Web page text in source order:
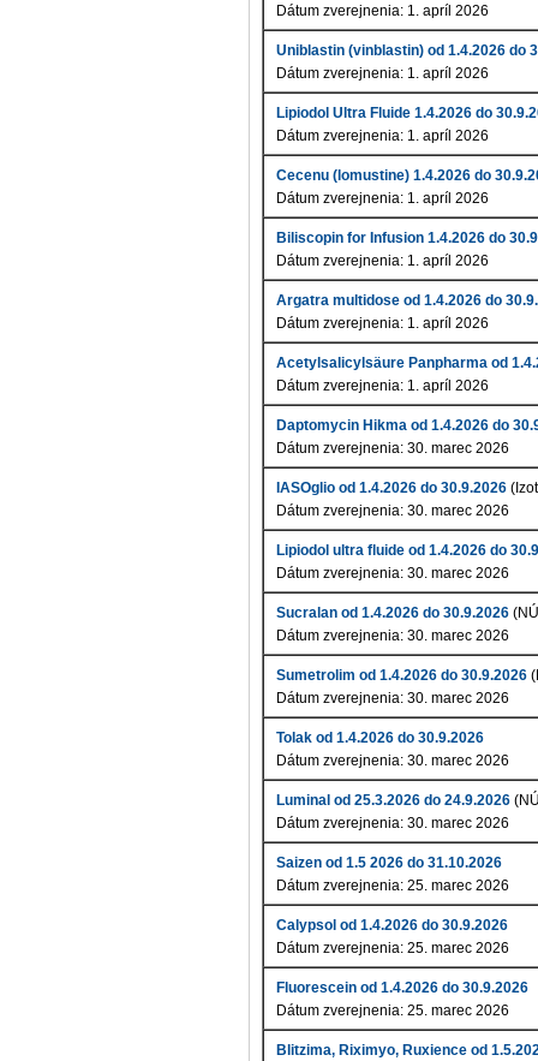
Dátum zverejnenia: 1. apríl 2026
Uniblastin (vinblastin) od 1.4.2026 do
Dátum zverejnenia: 1. apríl 2026
Lipiodol Ultra Fluide 1.4.2026 do
Dátum zverejnenia: 1. apríl 2026
Cecenu (lomustine) 1.4.2026 do
Dátum zverejnenia: 1. apríl 2026
Biliscopin for Infusion 1.4.2026 do
Dátum zverejnenia: 1. apríl 2026
Argatra multidose od 1.4.2026 do
Dátum zverejnenia: 1. apríl 2026
Acetylsalicylsäure Panpharma od
Dátum zverejnenia: 1. apríl 2026
Daptomycin Hikma od 1.4.2026 do
Dátum zverejnenia: 30. marec 2026
IASOglio od 1.4.2026 do 30.9.2026
Dátum zverejnenia: 30. marec 2026
Lipiodol ultra fluide od 1.4.2026 do
Dátum zverejnenia: 30. marec 2026
Sucralan od 1.4.2026 do 30.9.2026
Dátum zverejnenia: 30. marec 2026
Sumetrolim od 1.4.2026 do 30.9.2026
Dátum zverejnenia: 30. marec 2026
Tolak od 1.4.2026 do 30.9.2026
Dátum zverejnenia: 30. marec 2026
Luminal od 25.3.2026 do 24.9.2026
Dátum zverejnenia: 30. marec 2026
Saizen od 1.5 2026 do 31.10.2026
Dátum zverejnenia: 25. marec 2026
Calypsol od 1.4.2026 do 30.9.2026
Dátum zverejnenia: 25. marec 2026
Fluorescein od 1.4.2026 do 30.9.2026
Dátum zverejnenia: 25. marec 2026
Blitzima, Riximyo, Ruxience od